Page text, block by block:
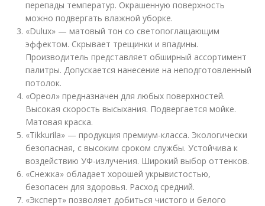
перепады температур. Окрашенную поверхность
можно подвергать влажной уборке.
«Dulux» — матовый тон со светопоглащающим
эффектом. Скрывает трещинки и впадины.
Производитель представляет обширный ассортимент
палитры. Допускается нанесение на неподготовленный
потолок.
«Ореол» предназначен для любых поверхностей.
Высокая скорость высыхания. Подвергается мойке.
Матовая краска.
«Tikkurila» — продукция премиум-класса. Экологически
безопасная, с высоким сроком службы. Устойчива к
воздействию УФ-излучения. Широкий выбор оттенков.
«Снежка» обладает хорошей укрывистостью,
безопасен для здоровья. Расход средний.
«Эксперт» позволяет добиться чистого и белого